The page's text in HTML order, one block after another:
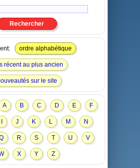
ordre alphabétique
récent au plus ancien
sur le site
A B C D E F
J K L M N
R S T U V
X Y Z